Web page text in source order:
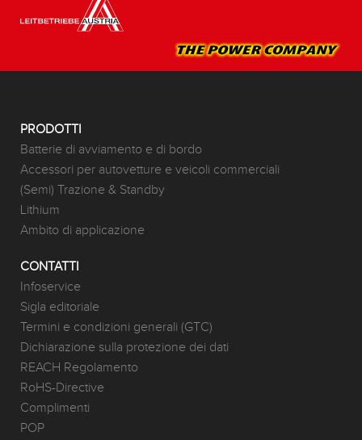
PRODOTTI
Batterie di avviamento e di bordo
Accessori per autovetture e veicoli commerciali
(Semi) Trazione & Standby
Lithium
Ambito di applicazione
CONTATTI
Infoservice
Sigla editoriale
Termini e condizioni generali (GTC)
Dichiarazione sulla protezione dei dati
REACH Regolamento
RoHS-Directive
Complimenti
POP